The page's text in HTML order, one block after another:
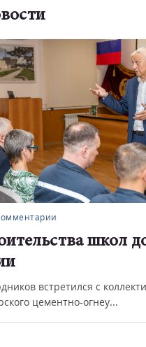
школ
встретился с
цементно-огнеу...